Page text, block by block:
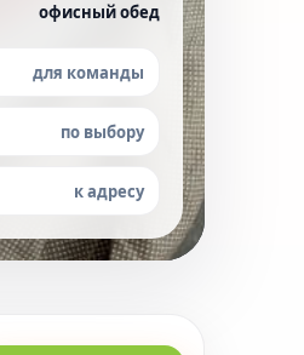
офисный обед
для команды
по выбору
к адресу